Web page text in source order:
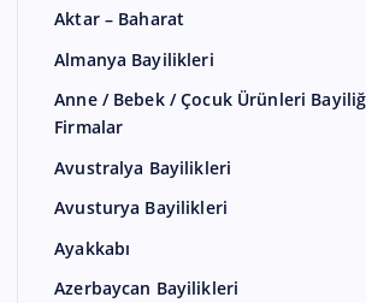
Aktar – Baharat
Almanya Bayilikleri
Anne / Bebek / Çocuk Ürünleri
Firmalar
Avustralya Bayilikleri
Avusturya Bayilikleri
Ayakkabı
Azerbaycan Bayilikleri